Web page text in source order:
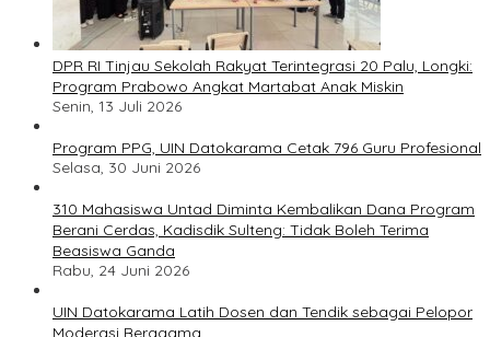
DPR RI Tinjau Sekolah Rakyat Terintegrasi 20 Palu, Longki:
Program Prabowo Angkat Martabat Anak Miskin
Senin, 13 Juli 2026
Program PPG, UIN Datokarama Cetak 796 Guru Profesional
Selasa, 30 Juni 2026
310 Mahasiswa Untad Diminta Kembalikan Dana Program
Berani Cerdas, Kadisdik Sulteng: Tidak Boleh Terima
Beasiswa Ganda
Rabu, 24 Juni 2026
UIN Datokarama Latih Dosen dan Tendik sebagai Pelopor
Moderasi Beragama